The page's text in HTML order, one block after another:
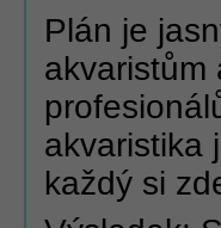
Plán je
akvaristům
akvaristika
každý si